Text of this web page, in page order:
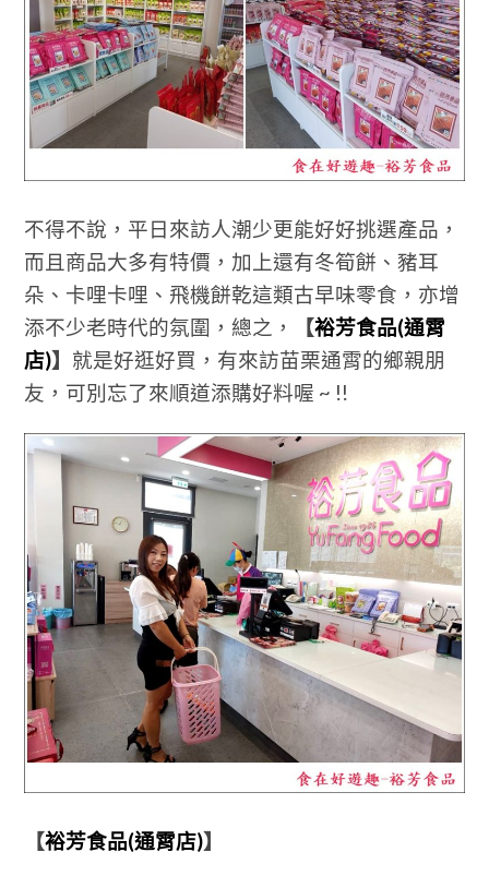
不得不說，平日來訪人潮少更能好好挑選產品，
而且商品大多有特價，加上還有冬筍餅、豬耳
朵、卡哩卡哩、飛機餅乾這類古早味零食，亦增
添不少老時代的氛圍，總之，
【裕芳食品(通霄
店)】 就是好逛好買，有來訪苗栗通霄的鄉親朋
友，可別忘了來順道添購好料喔 ~ !!
【裕芳食品(通霄店)】